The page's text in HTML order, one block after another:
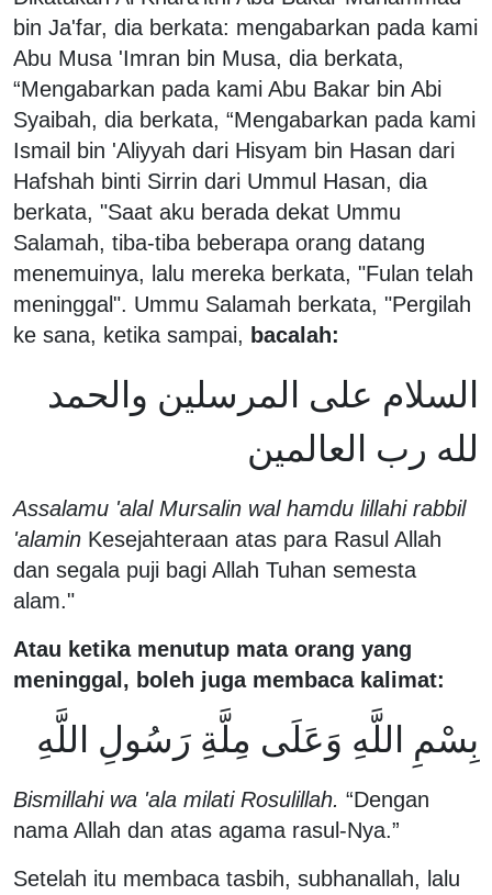
bin Ja'far, dia berkata: mengabarkan pada kami
Abu Musa 'Imran bin Musa, dia berkata,
“Mengabarkan pada kami Abu Bakar bin Abi
Syaibah, dia berkata, “Mengabarkan pada kami
Ismail bin 'Aliyyah dari Hisyam bin Hasan dari
Hafshah binti Sirrin dari Ummul Hasan, dia
berkata, "Saat aku berada dekat Ummu
Salamah, tiba-tiba beberapa orang datang
menemuinya, lalu mereka berkata, "Fulan telah
meninggal". Ummu Salamah berkata, "Pergilah
ke sana, ketika sampai, bacalah:
السلام على المرسلين والحمد
لله رب العالمين
Assalamu 'alal Mursalin wal hamdu lillahi rabbil
'alamin Kesejahteraan atas para Rasul Allah
dan segala puji bagi Allah Tuhan semesta
alam."
Atau ketika menutup mata orang yang
meninggal, boleh juga membaca kalimat:
بِسْمِ اللَّهِ وَعَلَى مِلَّةِ رَسُولِ اللَّهِ
Bismillahi wa 'ala milati Rosulillah. “Dengan
nama Allah dan atas agama rasul-Nya.”
Setelah itu membaca tasbih, subhanallah, lalu